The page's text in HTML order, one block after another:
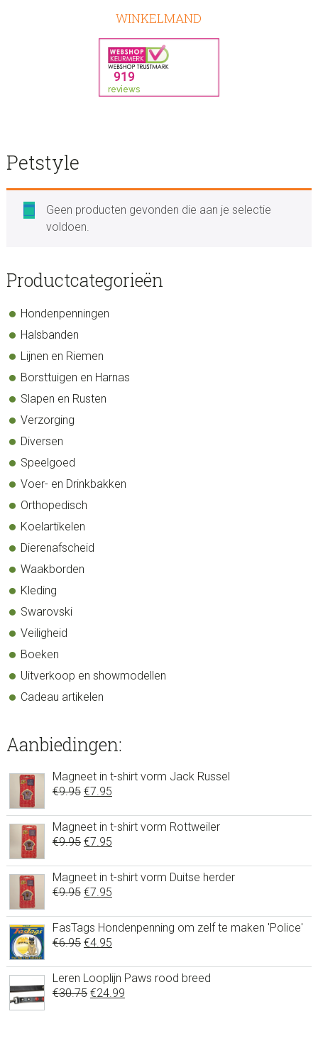
WINKELMAND
Petstyle
Geen producten gevonden die aan je selectie
voldoen.
sidebar
Blog
Productcategorieën
Hondenpenningen
Halsbanden
Lijnen en Riemen
Borsttuigen en Harnas
Slapen en Rusten
Verzorging
Diversen
Speelgoed
Voer- en Drinkbakken
Orthopedisch
Koelartikelen
Dierenafscheid
Waakborden
Kleding
Swarovski
Veiligheid
Boeken
Uitverkoop en showmodellen
Cadeau artikelen
Aanbiedingen:
Magneet in t-shirt vorm Jack Russel
€9.95 Oorspronkelijke
was:
€9.95.
€7.95Huidige
is:
€7.95.
Magneet in t-shirt vorm Rottweiler
€9.95 Oorspronkelijke
was:
€9.95.
€7.95Huidige
is:
€7.95.
Magneet in t-shirt vorm Duitse herder
€9.95 Oorspronkelijke
was:
€9.95.
€7.95Huidige
is:
€7.95.
FasTags Hondenpenning om zelf te maken 'Police'
€6.95 Oorspronkelijke
was:
€6.95.
€4.95Huidige
is:
€4.95.
Leren Looplijn Paws rood breed
€30.75 Oorspronkelijke
€24.99Huidige